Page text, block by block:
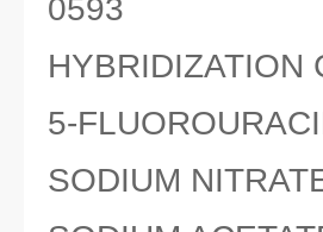
0593
HYBRIDIZATION
5-
SODIUM